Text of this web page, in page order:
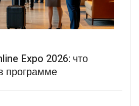
Expo 2026: что
программе